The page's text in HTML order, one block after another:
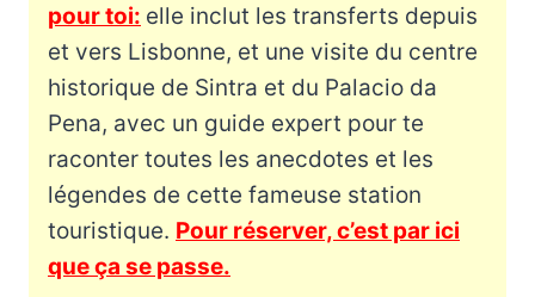
pour toi: elle inclut les transferts depuis
et vers Lisbonne, et une visite du centre
historique de Sintra et du Palacio da
Pena, avec un guide expert pour te
raconter toutes les anecdotes et les
légendes de cette fameuse station
touristique. Pour réserver, c’est par ici
que ça se passe.